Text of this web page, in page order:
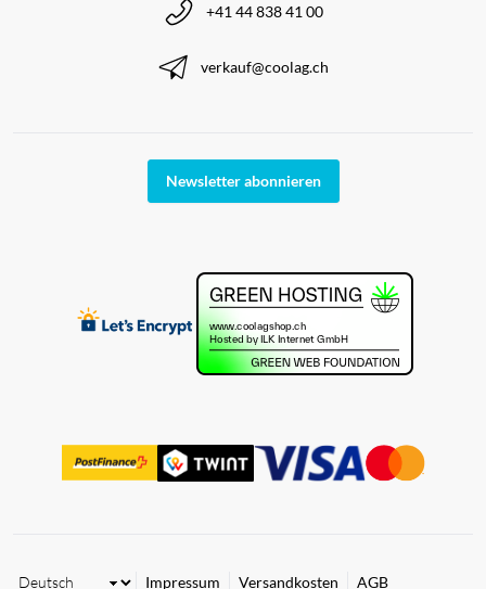
+41 44 838 41 00
verkauf@coolag.ch
Newsletter abonnieren
Impressum Versandkosten AGB